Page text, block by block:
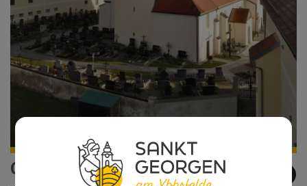
CHRISTMETTE